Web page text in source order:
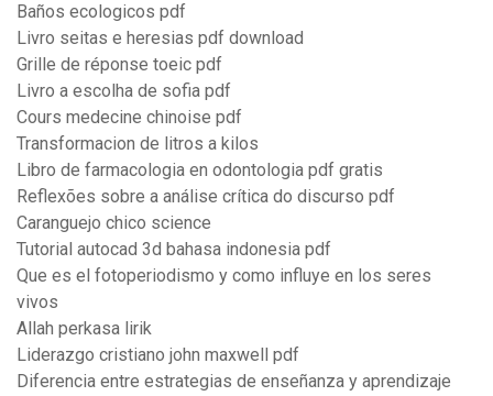
Baños ecologicos pdf
Livro seitas e heresias pdf download
Grille de réponse toeic pdf
Livro a escolha de sofia pdf
Cours medecine chinoise pdf
Transformacion de litros a kilos
Libro de farmacologia en odontologia pdf gratis
Reflexões sobre a análise crítica do discurso pdf
Caranguejo chico science
Tutorial autocad 3d bahasa indonesia pdf
Que es el fotoperiodismo y como influye en los seres
vivos
Allah perkasa lirik
Liderazgo cristiano john maxwell pdf
Diferencia entre estrategias de enseñanza y aprendizaje